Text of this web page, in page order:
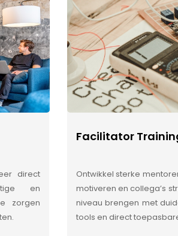
direct
en
zorgen
Facilitator
Ontwikkel sterke
motiveren en collega’s
niveau brengen met
tools en direct